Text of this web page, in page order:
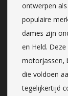
ontwerpen
populaire
dames zijn
en Held.
motorjassen,
die voldoen
tegelijkertijd